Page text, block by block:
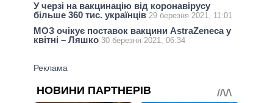
У черзі на вакцинацію від коронавірусу
більше 360 тис. українців 29 березня 2021, 11:01
МОЗ очікує поставок вакцини AstraZeneca у
квітні – Ляшко 30 березня 2021, 06:34